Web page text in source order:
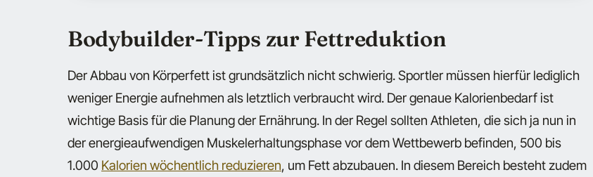
Bodybuilder-Tipps zur Fettreduktion
Der Abbau von Körperfett ist grundsätzlich nicht schwierig. Sportler müssen hierfür lediglich
weniger Energie aufnehmen als letztlich verbraucht wird. Der genaue Kalorienbedarf ist
wichtige Basis für die Planung der Ernährung. In der Regel sollten Athleten, die sich ja nun in
der energieaufwendigen Muskelerhaltungsphase vor dem Wettbewerb befinden, 500 bis
1.000 Kalorien wöchentlich reduzieren, um Fett abzubauen. In diesem Bereich besteht zudem